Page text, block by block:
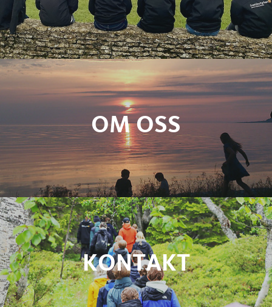
OM OSS
KONTAKT